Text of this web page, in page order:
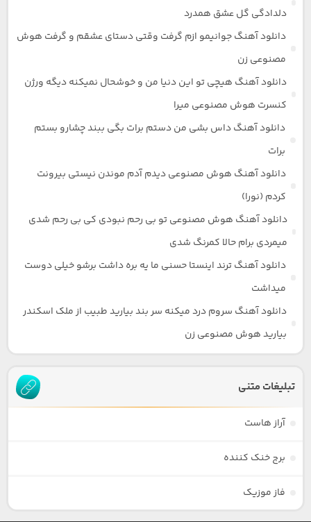
دلدادگی گل عشق همدرد
دانلود آهنگ جوانیمو ازم گرفت وقتی دستای عشقم و گرفت هوش
مصنوعی زن
دانلود آهنگ هیچی تو این دنیا من و خوشحال نمیکنه دیگه ورژن
کنسرت هوش مصنوعی میرا
دانلود آهنگ داس بشی من دستم برات بگی ببند چشارو بستم
برات
دانلود آهنگ هوش مصنوعی دیدم آدم موندن نیستی بیرونت
کردم (نورا)
دانلود آهنگ هوش مصنوعی تو بی رحم نبودی کی بی رحم شدی
میمردی برام حالا کمرنگ شدی
دانلود آهنگ ترند اینستا حسنی ما یه بره داشت برشو خیلی دوست
میداشت
دانلود آهنگ سروم درد میکنه سر بند بیارید طبیب از ملک اسکندر
بیارید هوش مصنوعی زن
تبلیغات متنی
آراز هاست
برج خنک کننده
فاز موزیک